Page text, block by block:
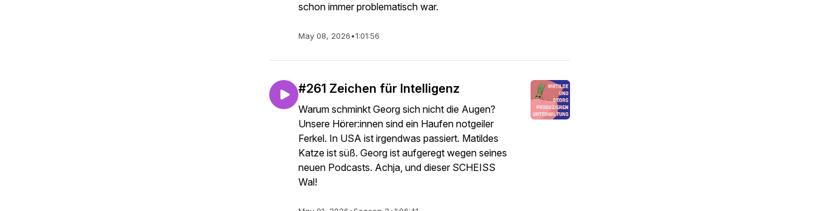
schon immer problematisch war.
May 08, 2026•1:01:56
#261 Zeichen für Intelligenz
Warum schminkt Georg sich nicht die Augen?
Unsere Hörer:innen sind ein Haufen notgeiler
Ferkel. In USA ist irgendwas passiert. Matildes
Katze ist süß. Georg ist aufgeregt wegen seines
neuen Podcasts. Achja, und dieser SCHEISS
Wal!